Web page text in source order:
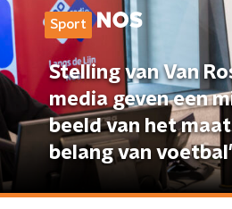
Sport
Stelling van Van
media geven een
beeld van het
belang van voetbal'